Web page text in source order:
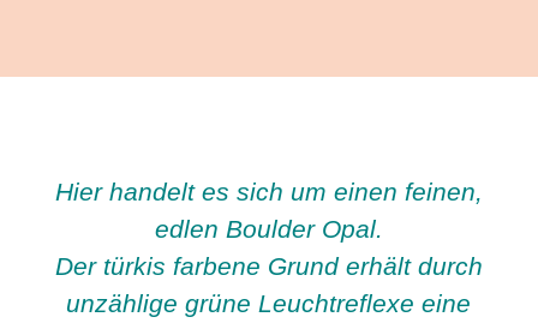
Hier handelt es sich um einen feinen,
edlen Boulder Opal.
Der türkis farbene Grund erhält durch
unzählige grüne Leuchtreflexe eine